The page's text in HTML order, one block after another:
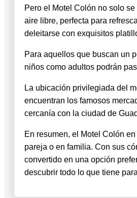
Pero el Motel Colón no solo
aire libre, perfecta para
deleitarse con exquisitos
Para aquellos que buscan un
niños como adultos podrán
La ubicación privilegiada del
encuentran los famosos
cercanía con la ciudad de
En resumen, el Motel Colón
pareja o en familia. Con sus
convertido en una opción
descubrir todo lo que tiene